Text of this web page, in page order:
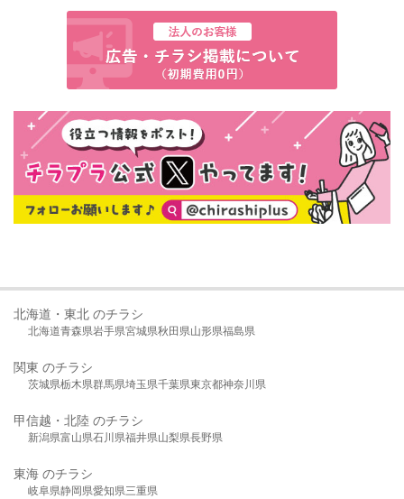
北海道・東北 のチラシ
北海道青森県岩手県宮城県秋田県山形県福島県
関東 のチラシ
茨城県栃木県群馬県埼玉県千葉県東京都神奈川県
甲信越・北陸 のチラシ
新潟県富山県石川県福井県山梨県長野県
東海 のチラシ
岐阜県静岡県愛知県三重県